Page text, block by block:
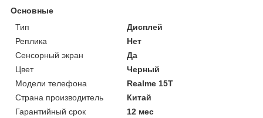
Основные
Тип
Дисплей
Реплика
Нет
Сенсорный экран
Да
Цвет
Черный
Модели телефона
Realme 15T
Страна производитель
Китай
Гарантийный срок
12 мес